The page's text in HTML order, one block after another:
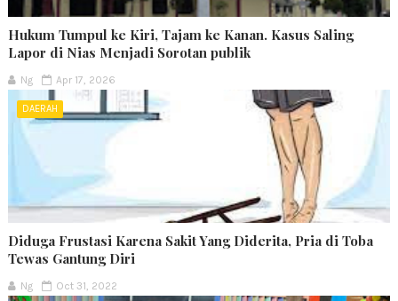
Hukum Tumpul ke Kiri, Tajam ke Kanan. Kasus Saling
Lapor di Nias Menjadi Sorotan publik
Ng Apr 17, 2026
DAERAH
Diduga Frustasi Karena Sakit Yang Diderita, Pria di Toba
Tewas Gantung Diri
Ng Oct 31, 2022